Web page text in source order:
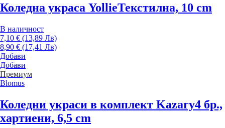
Коледна украса YollieТекстилна, 10 cm
В наличност
7,10 € (13,89 Лв)
8,90 € (17,41 Лв)
Добави
Добави
Премиум
Blomus
Коледни украси в комплект Kazary4 бр.,
хартиени, 6,5 cm